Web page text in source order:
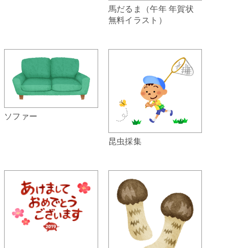
馬だるま（午年 年賀状
無料イラスト）
ソファー
昆虫採集